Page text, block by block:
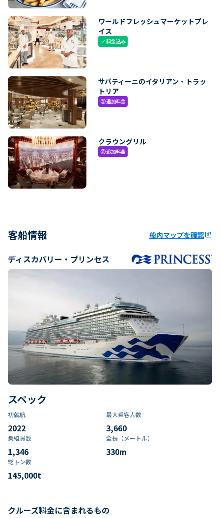
ワールドフレッシュマーケットプレ
イス
check料金込み
サバティーニのイタリアン・トラッ
トリア
paid追加料金
クラウングリル
paid追加料金
客船情報 船内マップを確認ungroup
ディスカバリー・プリンセス
スペック
初就航
2022
最大乗客人数
3,660
乗組員数​
1,346
全長（メートル）
330m
総トン数​
145,000t
クルーズ料金に含まれるもの